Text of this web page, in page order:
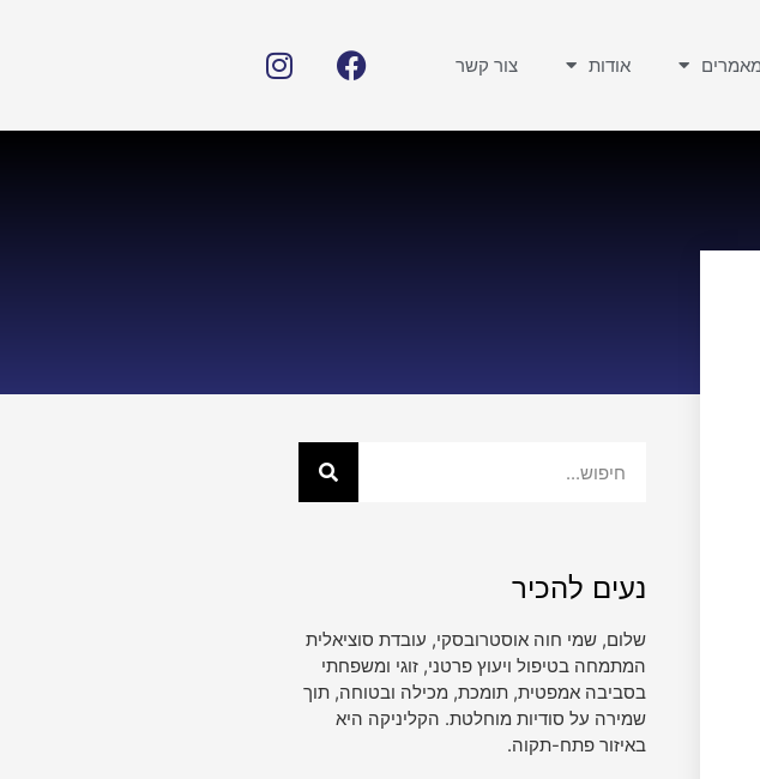
מאמרים אודות צור קשר
נעים להכיר
שלום, שמי חוה אוסטרובסקי, עובדת סוציאלית
המתמחה בטיפול ויעוץ פרטני, זוגי ומשפחתי
בסביבה אמפטית, תומכת, מכילה ובטוחה, תוך
שמירה על סודיות מוחלטת. הקליניקה היא
באיזור פתח-תקוה.